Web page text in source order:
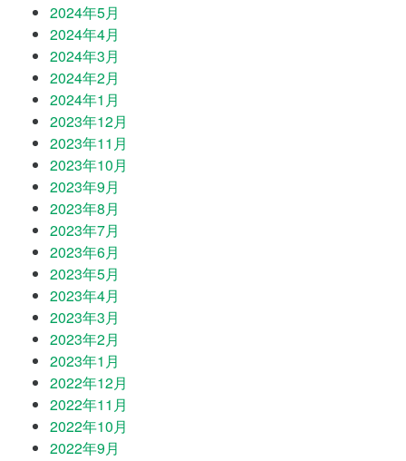
2024年5月
2024年4月
2024年3月
2024年2月
2024年1月
2023年12月
2023年11月
2023年10月
2023年9月
2023年8月
2023年7月
2023年6月
2023年5月
2023年4月
2023年3月
2023年2月
2023年1月
2022年12月
2022年11月
2022年10月
2022年9月